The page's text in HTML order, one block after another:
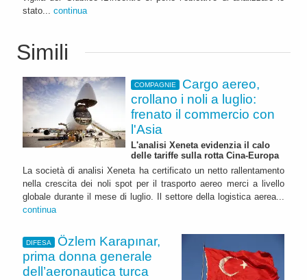
stato... continua
Simili
COMPAGNIE
Cargo aereo,
crollano i noli a luglio:
frenato il commercio con
l'Asia
L'analisi Xeneta evidenzia il calo
delle tariffe sulla rotta Cina-Europa
La società di analisi Xeneta ha certificato un netto rallentamento
nella crescita dei noli spot per il trasporto aereo merci a livello
globale durante il mese di luglio. Il settore della logistica aerea...
continua
DIFESA
Özlem Karapınar,
prima donna generale
dell’aeronautica turca